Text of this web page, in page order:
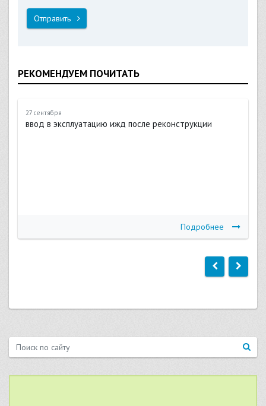
Отправить
РЕКОМЕНДУЕМ ПОЧИТАТЬ
27 сентября
ввод в эксплуатацию ижд после реконструкции
Подробнее